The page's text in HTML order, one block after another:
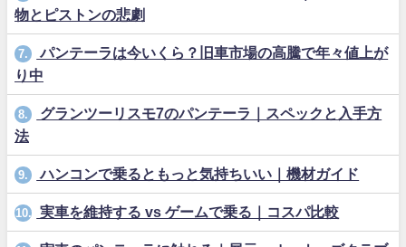
物とピストンの悲劇
7.
パンテーラは今いくら？旧車市場の高騰で年々値上が
り中
8.
グランツーリスモ7のパンテーラ｜スペックと入手方
法
9. ハンコンで乗るともっと気持ちいい｜機材ガイド
10. 実車を維持する vs ゲームで乗る｜コスパ比較